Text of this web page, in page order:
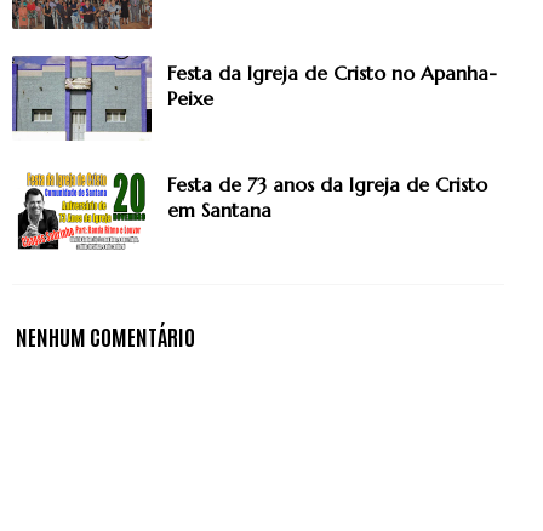
Festa da Igreja de Cristo no Apanha-
Peixe
Festa de 73 anos da Igreja de Cristo
em Santana
NENHUM COMENTÁRIO